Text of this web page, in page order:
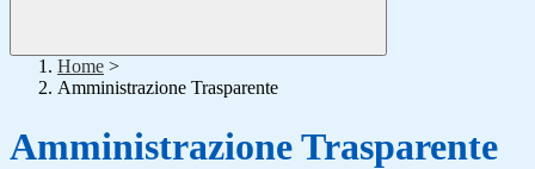
Home >
Amministrazione Trasparente
Amministrazione Trasparente